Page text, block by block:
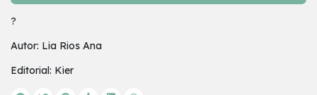
?
Autor: Lia Rios Ana
Editorial: Kier